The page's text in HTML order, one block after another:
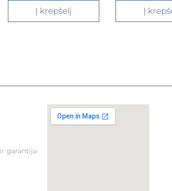
Į krepšelį Į
garantija